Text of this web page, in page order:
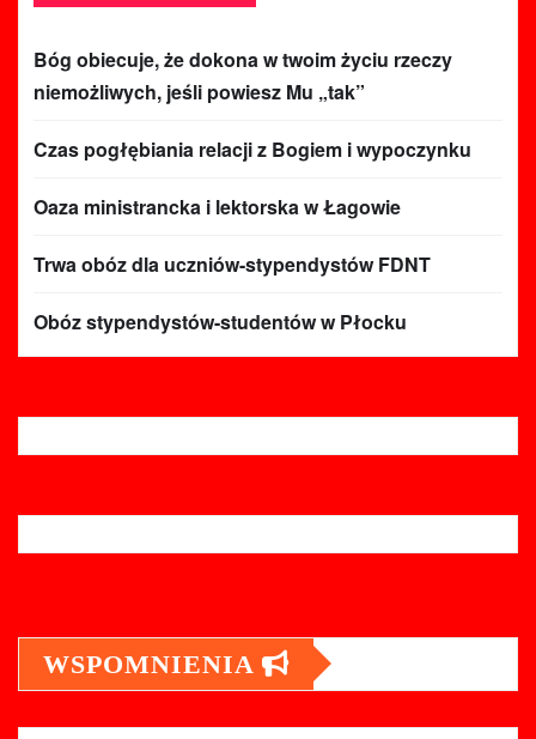
Bóg obiecuje, że dokona w twoim życiu rzeczy
niemożliwych, jeśli powiesz Mu „tak”
Czas pogłębiania relacji z Bogiem i wypoczynku
Oaza ministrancka i lektorska w Łagowie
Trwa obóz dla uczniów-stypendystów FDNT
Obóz stypendystów-studentów w Płocku
WSPOMNIENIA